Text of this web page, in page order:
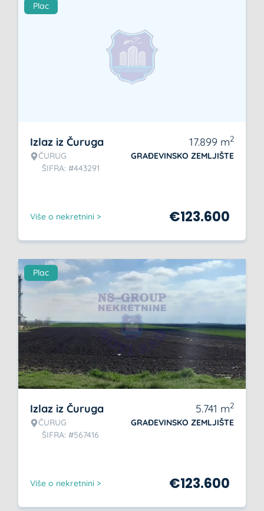
Plac
Izlaz iz Čuruga
ČURUG
ŠIFRA: #443291
17.899 m2
GRAĐEVINSKO ZEMLJIŠTE
Više o nekretnini > €123.600
Plac
Izlaz iz Čuruga
ČURUG
ŠIFRA: #567416
5.741 m2
GRAĐEVINSKO ZEMLJIŠTE
Više o nekretnini > €123.600